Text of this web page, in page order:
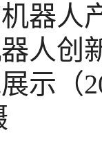
器人
人创
示（